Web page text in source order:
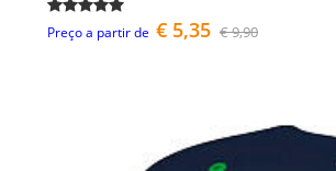
Preço a partir de € 5,35 € 9,90